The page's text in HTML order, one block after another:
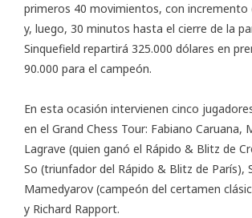
primeros 40 movimientos, con incremento
y, luego, 30 minutos hasta el cierre de la
Sinquefield repartirá 325.000 dólares en
90.000 para el campeón.
En esta ocasión intervienen cinco
en el Grand Chess Tour: Fabiano Caruana,
Lagrave (quien ganó el Rápido & Blitz de
So (triunfador del Rápido & Blitz de París),
Mamedyarov (campeón del certamen
y Richard Rapport.